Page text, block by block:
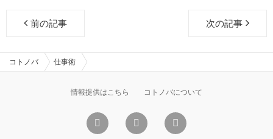
前の記事 次の記事
コトノバ 仕事術
情報提供はこちら コトノバについて